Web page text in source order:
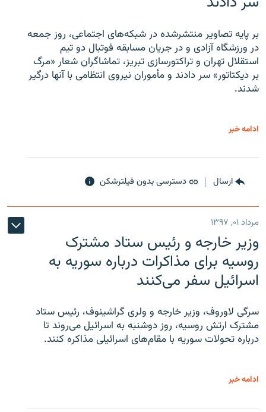
بر پایه تصاویر منتشرشده در شبکه‌های اجتماعی، روز جمعه
در ورزشگاه آزادی و در جریان مسابقه فوتبال دو تیم
استقلال تهران و تراکتورسازی تبریز، تماشاگران شعار «مرگ
بر دیکتاتور» سر دادند و مأموران نیروی انتظامی با آنها درگیر
شدند.
ادامه خبر
ارسال دسترسی بدون فیلترشکن
مرداد ۰۱, ۱۳۹۷
وزیر خارجه و رئیس‌ ستاد مشترک
روسیه برای مذاکرات درباره سوریه به
اسرائیل سفر می‌کنند
سرگی لاوروف، وزیر خارجه و ولری گراشینوف، رئیس ستاد
مشترک ارتش روسیه، روز دوشنبه به اسرائیل می‌روند تا
درباره تحولات سوریه با مقام‌های اسرائیلی مذاکره کنند.
ادامه خبر